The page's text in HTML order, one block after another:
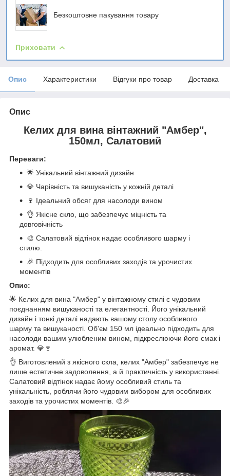
Безкоштовне пакування товару
Приховати
Опис Характеристики Відгуки про товар Доставка
Опис
Келих для вина вінтажний "Амбер",
150мл, Салатовий
Переваги:
🌟 Унікальний вінтажний дизайн
💎 Чарівність та вишуканість у кожній деталі
🍷 Ідеальний обсяг для насолоди вином
👌 Якісне скло, що забезпечує міцність та
довговічність
🎨 Салатовий відтінок надає особливого шарму і
стилю.
🎉 Підходить для особливих заходів та урочистих
моментів
Опис:
🌟 Келих для вина "Амбер" у вінтажному стилі є чудовим
поєднанням вишуканості та елегантності. Його унікальний
дизайн і тонкі деталі надають вашому столу особливого
шарму та вишуканості. Об'єм 150 мл ідеально підходить для
насолоди вашим улюбленим вином, підкреслюючи його смак і
аромат. 💎🍷
👌 Виготовлений з якісного скла, келих "Амбер" забезпечує не
лише естетичне задоволення, а й практичність у використанні.
Салатовий відтінок надає йому особливий стиль та
унікальність, роблячи його чудовим вибором для особливих
заходів та урочистих моментів. 🎨🎉